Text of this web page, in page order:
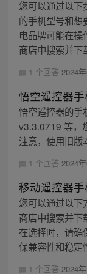
您可以通过以下
的手机型号和想
电品牌可能在
商店中搜索并下
1 个回答 2024
悟空遥控器
悟空遥控器的手
v3.3.0719 等，
注意，使用旧版
1 个回答 2024
移动遥控器
您可以通过以下
商店中搜索并下
在选择时，请确
保兼容性和稳定
1 个回答 2024